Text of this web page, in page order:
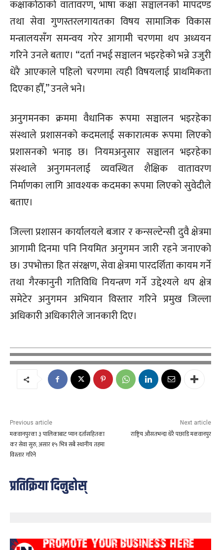
कक्षाकोठाको वातावरण, भाषा कक्षा सञ्चालनको मापदण्ड
तथा सेवा गुणस्तरलगायतका विषय सामाजिक विकास
मन्त्रालयसँग समन्वय गरेर आगामी चरणमा थप अध्ययन
गरिने उनले बताए। “दर्ता नभई सञ्चालन भइरहेको भन्ने उजुरी
धेरै आएकाले पहिलो चरणमा त्यही विषयलाई प्राथमिकता
दिएका हौँ,” उनले भने।
अनुगमनका क्रममा वैधानिक रूपमा सञ्चालन भइरहेका
संस्थाले प्रशासनको कदमलाई सकारात्मक रूपमा लिएको
प्रशासनको भनाइ छ। नियमअनुसार सञ्चालन भइरहेका
संस्थाले अनुगमनलाई व्यवस्थित शैक्षिक वातावरण
निर्माणका लागि आवश्यक कदमका रूपमा लिएको सुवेदीले
बताए।
जिल्ला प्रशासन कार्यालयले बजार र कन्सल्टेन्सी दुवै क्षेत्रमा
आगामी दिनमा पनि नियमित अनुगमन जारी रहने जनाएको
छ। उपभोक्ता हित संरक्षण, सेवा क्षेत्रमा पारदर्शिता कायम गर्ने
तथा गैरकानुनी गतिविधि नियन्त्रण गर्ने उद्देश्यले थप क्षेत्र
समेटेर अनुगमन अभियान विस्तार गरिने प्रमुख जिल्ला
अधिकारी अधिकारीले जानकारी दिए।
Previous article
मकवानपुरका ३ पालिकाबाट प्यान दर्तासहितका
कर सेवा सुरु, असार १५ भित्र सबै स्थानीय तहमा
विस्तार गरिने
Next article
राष्ट्रिय औसतभन्दा धेरै पछाडि मकवानपुर
प्रतिक्रिया दिनुहोस्